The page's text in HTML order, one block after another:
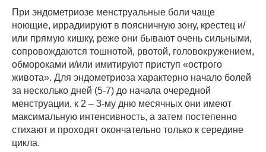
При эндометриозе менструальные боли чаще
ноющие, иррадиируют в поясничную зону, крестец и/
или прямую кишку, реже они бывают очень сильными,
сопровождаются тошнотой, рвотой, головокружением,
обмороками и/или имитируют приступ «острого
живота». Для эндометриоза характерно начало болей
за несколько дней (5-7) до начала очередной
менструации, к 2 – 3-му дню месячных они имеют
максимальную интенсивность, а затем постепенно
стихают и проходят окончательно только к середине
цикла.